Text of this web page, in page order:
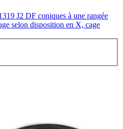
J2 DF coniques à une rangée
selon disposition en X, cage